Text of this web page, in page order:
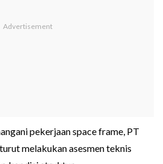
pekerjaan space frame, PT
melakukan asesmen teknis